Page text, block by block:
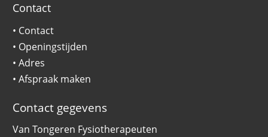
Contact
• Contact
• Openingstijden
• Adres
• Afspraak maken
Contact gegevens
Van Tongeren Fysiotherapeuten